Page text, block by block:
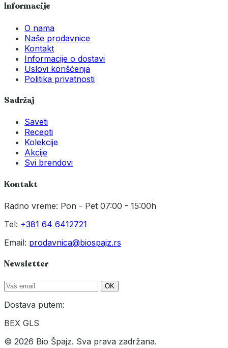
Informacije
O nama
Naše prodavnice
Kontakt
Informacije o dostavi
Uslovi korišćenja
Politika privatnosti
Sadržaj
Saveti
Recepti
Kolekcije
Akcije
Svi brendovi
Kontakt
Radno vreme: Pon - Pet 07:00 - 15:00h
Tel: +381 64 6412721
Email: prodavnica@biospajz.rs
Newsletter
OK
Dostava putem:
BEX GLS
© 2026 Bio Špajz. Sva prava zadržana.